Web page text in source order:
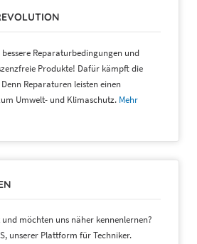
Reparaturbedingungen und
Produkte! Dafür kämpft die
Reparaturen leisten einen
Umwelt- und Klimaschutz. Mehr
möchten uns näher kennenlernen?
unserer Plattform für Techniker.